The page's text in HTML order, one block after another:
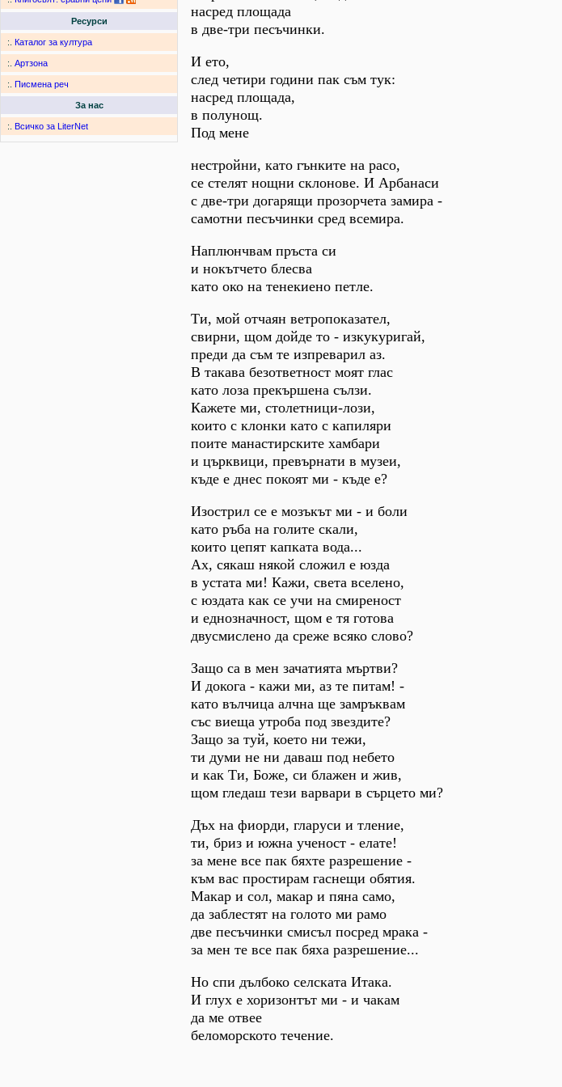
Ресурси
:. Каталог за култура
:. Артзона
:. Писмена реч
За нас
:. Всичко за LiterNet
насред площада
в две-три песъчинки.
И ето,
след четири години пак съм тук:
насред площада,
в полунощ.
Под мене
нестройни, като гънките на расо,
се стелят нощни склонове. И Арбанаси
с две-три догарящи прозорчета замира -
самотни песъчинки сред всемира.
Наплюнчвам пръста си
и нокътчето блесва
като око на тенекиено петле.
Ти, мой отчаян ветропоказател,
свирни, щом дойде то - изкукуригай,
преди да съм те изпреварил аз.
В такава безответност моят глас
като лоза прекършена сълзи.
Кажете ми, столетници-лози,
които с клонки като с капиляри
поите манастирските хамбари
и църквици, превърнати в музеи,
къде е днес покоят ми - къде е?
Изострил се е мозъкът ми - и боли
като ръба на голите скали,
които цепят капката вода...
Ах, сякаш някой сложил е юзда
в устата ми! Кажи, света вселено,
с юздата как се учи на смиреност
и еднозначност, щом е тя готова
двусмислено да среже всяко слово?
Защо са в мен зачатията мъртви?
И докога - кажи ми, аз те питам! -
като вълчица алчна ще замръквам
със виеща утроба под звездите?
Защо за туй, което ни тежи,
ти думи не ни даваш под небето
и как Ти, Боже, си блажен и жив,
щом гледаш тези варвари в сърцето ми?
Дъх на фиорди, гларуси и тление,
ти, бриз и южна ученост - елате!
за мене все пак бяхте разрешение -
към вас простирам гаснещи обятия.
Макар и сол, макар и пяна само,
да заблестят на голото ми рамо
две песъчинки смисъл посред мрака -
за мен те все пак бяха разрешение...
Но спи дълбоко селската Итака.
И глух е хоризонтът ми - и чакам
да ме отвее
беломорското течение.